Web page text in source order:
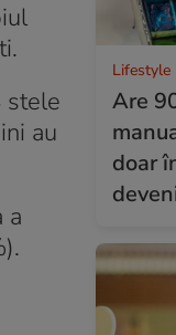
stele
au
a
Lifestyle
Are
doar